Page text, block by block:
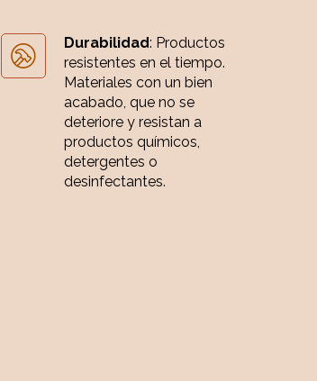
Durabilidad: Productos
resistentes en el tiempo.
Materiales con un bien
acabado, que no se
deteriore y resistan a
productos químicos,
detergentes o
desinfectantes.